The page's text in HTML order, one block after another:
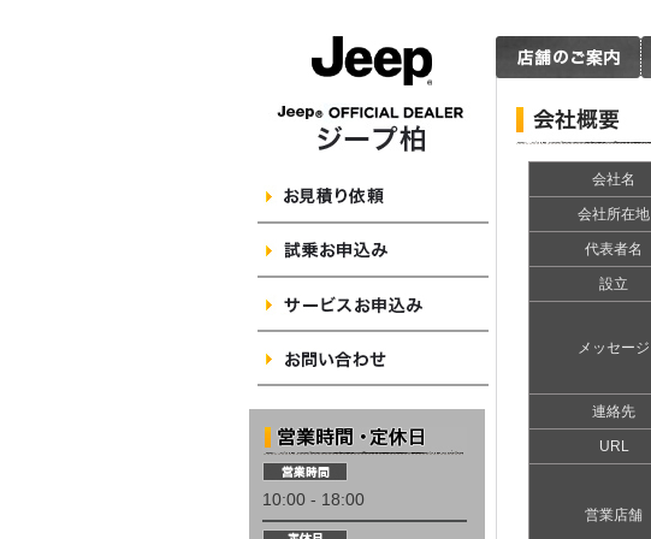
10:00 - 18:00
会社名
会社所在地
代表者名
設立
メッセージ
連絡先
URL
営業店舗